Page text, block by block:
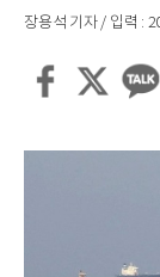
장용석 기자 / 입력 :